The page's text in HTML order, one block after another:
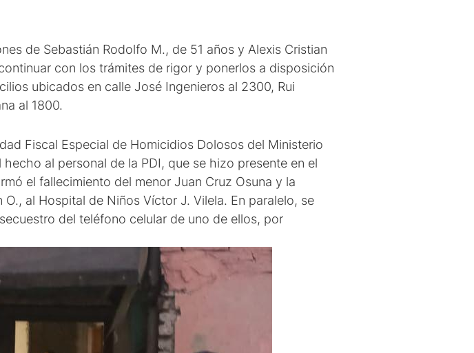
de Sebastián Rodolfo M., de 51 años y Alexis Cristian
con los trámites de rigor y ponerlos a disposición
ubicados en calle José Ingenieros al 2300, Rui
al 1800.
Fiscal Especial de Homicidios Dolosos del Ministerio
al personal de la PDI, que se hizo presente en el
el fallecimiento del menor Juan Cruz Osuna y la
al Hospital de Niños Víctor J. Vilela. En paralelo, se
del teléfono celular de uno de ellos, por